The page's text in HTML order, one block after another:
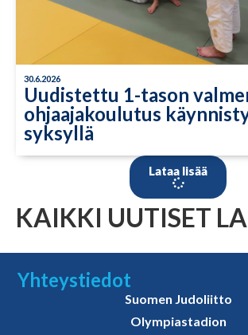
30.6.2026
Uudistettu 1-tason
ohjaajakoulutus
syksyllä
Lataa lisää
KAIKKI UUTISET
Yhteystiedot
Suomen Judoliitto
Olympiastadion